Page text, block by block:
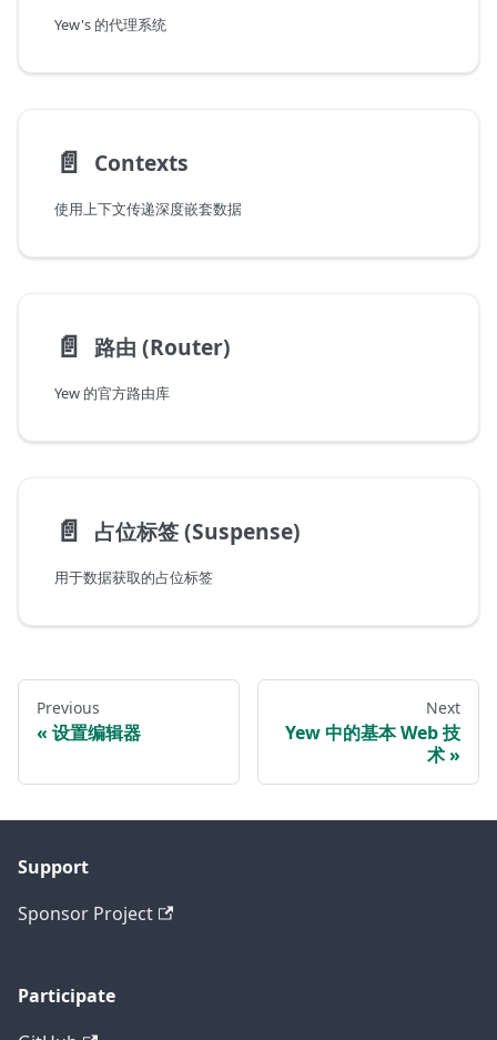
Yew's 的代理系统
📄️ Contexts
使用上下文传递深度嵌套数据
📄️ 路由 (Router)
Yew 的官方路由库
📄️ 占位标签 (Suspense)
用于数据获取的占位标签
Previous
设置编辑器
Next
Yew 中的基本 Web 技
术
Support
Sponsor Project
Participate